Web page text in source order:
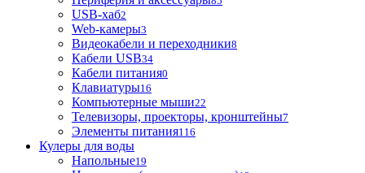
USB-хаб2
Web-камеры3
Видеокабели и переходники8
Кабели USB34
Кабели питания0
Клавиатуры16
Компьютерные мыши22
Телевизоры, проекторы, кронштейны7
Элементы питания116
Кулеры для воды
Напольные19